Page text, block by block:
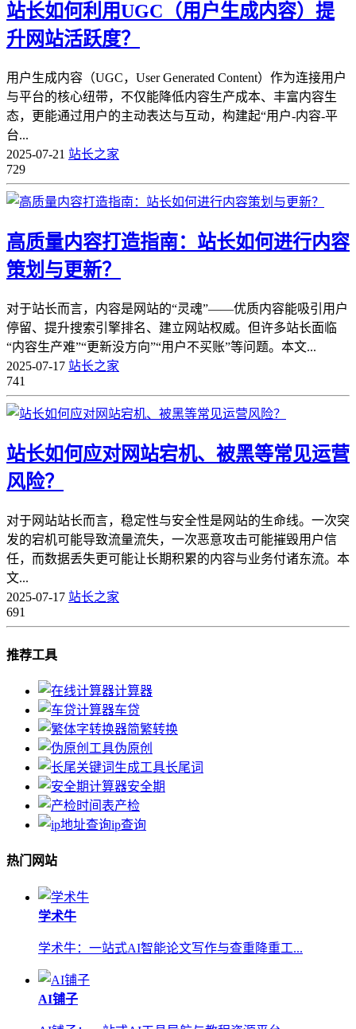
站长如何利用UGC（用户生成内容）提
升网站活跃度？
用户生成内容（UGC，User Generated Content）作为连接用户
与平台的核心纽带，不仅能降低内容生产成本、丰富内容生
态，更能通过用户的主动表达与互动，构建起“用户-内容-平
台...
2025-07-21 站长之家
729
高质量内容打造指南：站长如何进行内容
策划与更新？
对于站长而言，内容是网站的“灵魂”——优质内容能吸引用户
停留、提升搜索引擎排名、建立网站权威。但许多站长面临
“内容生产难”“更新没方向”“用户不买账”等问题。本文...
2025-07-17 站长之家
741
站长如何应对网站宕机、被黑等常见运营
风险？
对于网站站长而言，稳定性与安全性是网站的生命线。一次突
发的宕机可能导致流量流失，一次恶意攻击可能摧毁用户信
任，而数据丢失更可能让长期积累的内容与业务付诸东流。本
文...
2025-07-17 站长之家
691
推荐工具
计算器
车贷
简繁转换
伪原创
长尾词
安全期
产检
ip查询
热门网站
学术牛
学术牛：一站式AI智能论文写作与查重降重工...
AI铺子